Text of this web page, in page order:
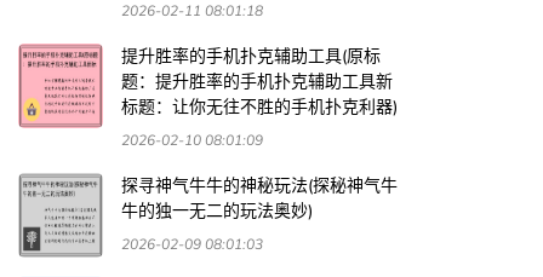
2026-02-11 08:01:18
提升胜率的手机扑克辅助工具(原标
题：提升胜率的手机扑克辅助工具新
标题：让你无往不胜的手机扑克利器)
2026-02-10 08:01:09
探寻神气牛牛的神秘玩法(探秘神气牛
牛的独一无二的玩法奥妙)
2026-02-09 08:01:03